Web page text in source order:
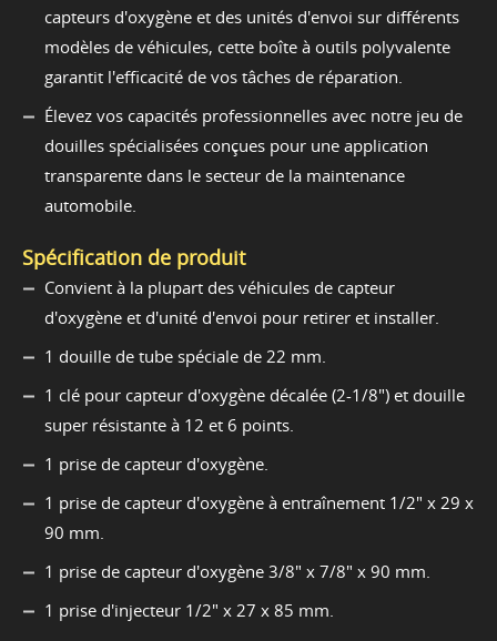
capteurs d'oxygène et des unités d'envoi sur différents
modèles de véhicules, cette boîte à outils polyvalente
garantit l'efficacité de vos tâches de réparation.
Élevez vos capacités professionnelles avec notre jeu de
douilles spécialisées conçues pour une application
transparente dans le secteur de la maintenance
automobile.
Spécification de produit
Convient à la plupart des véhicules de capteur
d'oxygène et d'unité d'envoi pour retirer et installer.
1 douille de tube spéciale de 22 mm.
1 clé pour capteur d'oxygène décalée (2-1/8") et douille
super résistante à 12 et 6 points.
1 prise de capteur d'oxygène.
1 prise de capteur d'oxygène à entraînement 1/2" x 29 x
90 mm.
1 prise de capteur d'oxygène 3/8" x 7/8" x 90 mm.
1 prise d'injecteur 1/2" x 27 x 85 mm.